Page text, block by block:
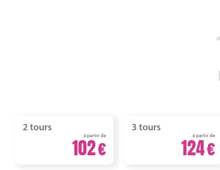
2 tours
à partir de
102
3 tours
à partir de
124